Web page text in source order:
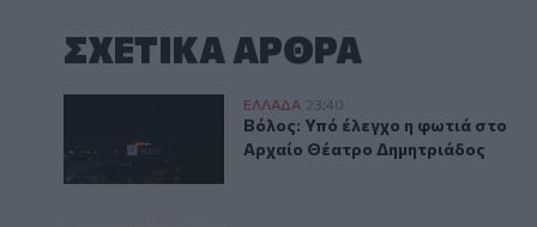
ΣΧΕΤΙΚA AΡΘΡΑ
Βόλος: Υπό έλεγχο η φωτιά στο Αρχαίο Θέατρο
ΕΛΛAΔΑ 23:40
Βόλος: Υπό έλεγχο η φωτιά στο
Βόλος: Υπό έλεγχο η φωτιά στο
Αρχαίο Θέατρο Δημητριάδος